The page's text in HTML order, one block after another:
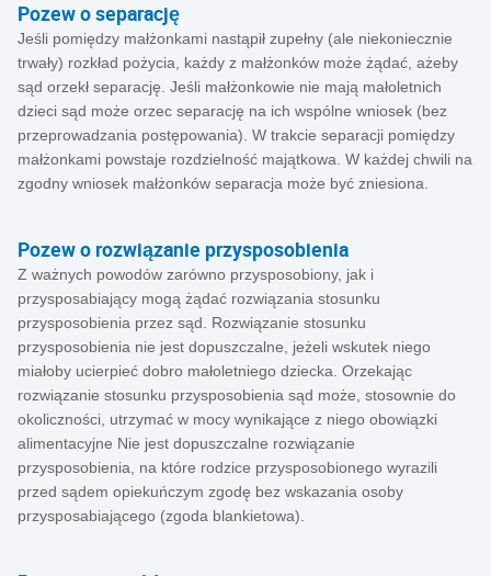
Pozew o separację
Jeśli pomiędzy małżonkami nastąpił zupełny (ale niekoniecznie
trwały) rozkład pożycia, każdy z małżonków może żądać, ażeby
sąd orzekł separację. Jeśli małżonkowie nie mają małoletnich
dzieci sąd może orzec separację na ich wspólne wniosek (bez
przeprowadzania postępowania). W trakcie separacji pomiędzy
małżonkami powstaje rozdzielność majątkowa. W każdej chwili na
zgodny wniosek małżonków separacja może być zniesiona.
Pozew o rozwiązanie przysposobienia
Z ważnych powodów zarówno przysposobiony, jak i
przysposabiający mogą żądać rozwiązania stosunku
przysposobienia przez sąd. Rozwiązanie stosunku
przysposobienia nie jest dopuszczalne, jeżeli wskutek niego
miałoby ucierpieć dobro małoletniego dziecka. Orzekając
rozwiązanie stosunku przysposobienia sąd może, stosownie do
okoliczności, utrzymać w mocy wynikające z niego obowiązki
alimentacyjne Nie jest dopuszczalne rozwiązanie
przysposobienia, na które rodzice przysposobionego wyrazili
przed sądem opiekuńczym zgodę bez wskazania osoby
przysposabiającego (zgoda blankietowa).